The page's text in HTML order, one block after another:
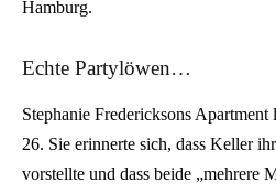
Hamburg.
Echte Partylöwen…
Stephanie Fredericksons
26. Sie erinnerte sich, dass Keller
vorstellte und dass beide „mehrere